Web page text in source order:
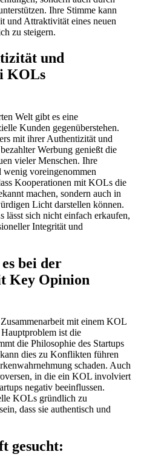
Ihre Stimme kann
und Attraktivität eines neuen
zu steigern.
und
KOLs
Welt gibt es eine
Kunden gegenüberstehen.
mit ihrer Authentizität und
Werbung genießt die
vieler Menschen. Ihre
wenig voreingenommen
Kooperationen mit KOLs die
machen, sondern auch in
Licht darstellen können.
sich nicht einfach erkaufen,
Integrität und
bei der
Key Opinion
mit einem KOL
ist die
die Philosophie des Startups
dies zu Konflikten führen
schaden. Auch
in die ein KOL involviert
negativ beeinflussen.
KOLs gründlich zu
dass sie authentisch und
gesucht: